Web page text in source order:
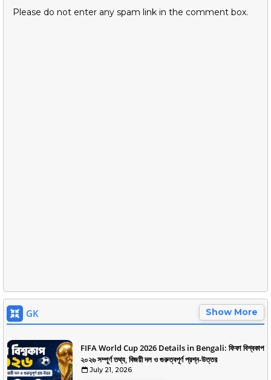
Please do not enter any spam link in the comment box.
GK Show More
FIFA World Cup 2026 Details in Bengali: ফিফা বিশ্বকাপ
২০২৬ সম্পূর্ণ তথ্য, বিজয়ী দল ও গুরুত্বপূর্ণ প্রশ্ন-উত্তর
July 21, 2026